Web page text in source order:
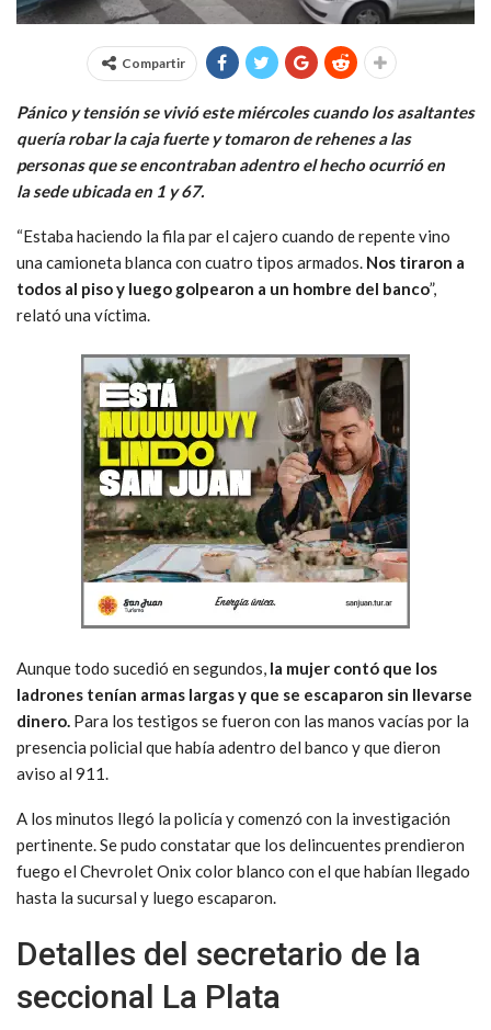
Compartir
Pánico y tensión se vivió este miércoles cuando los asaltantes
quería robar la caja fuerte y tomaron de rehenes a las
personas que se encontraban adentro el hecho ocurrió en
la sede ubicada en 1 y 67.
“Estaba haciendo la fila par el cajero cuando de repente vino
una camioneta blanca con cuatro tipos armados. Nos tiraron a
todos al piso y luego golpearon a un hombre del banco”,
relató una víctima.
Aunque todo sucedió en segundos, la mujer contó que los
ladrones tenían armas largas y que se escaparon sin llevarse
dinero. Para los testigos se fueron con las manos vacías por la
presencia policial que había adentro del banco y que dieron
aviso al 911.
A los minutos llegó la policía y comenzó con la investigación
pertinente. Se pudo constatar que los delincuentes prendieron
fuego el Chevrolet Onix color blanco con el que habían llegado
hasta la sucursal y luego escaparon.
Detalles del secretario de la
seccional La Plata